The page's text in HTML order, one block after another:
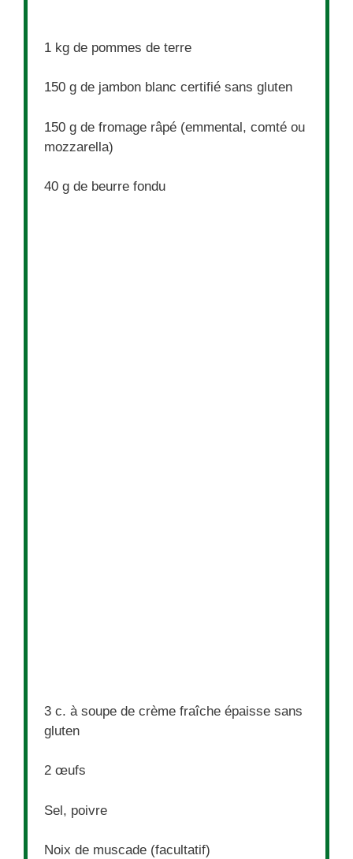
1 kg de pommes de terre
150 g de jambon blanc certifié sans gluten
150 g de fromage râpé (emmental, comté ou
mozzarella)
40 g de beurre fondu
3 c. à soupe de crème fraîche épaisse sans
gluten
2 œufs
Sel, poivre
Noix de muscade (facultatif)